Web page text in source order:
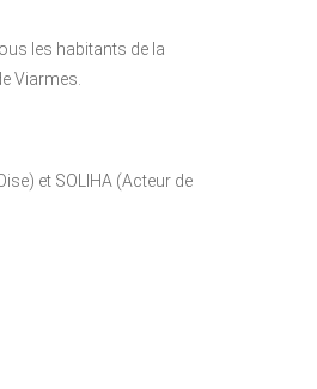
les habitants de la
Viarmes.
et SOLIHA (Acteur de